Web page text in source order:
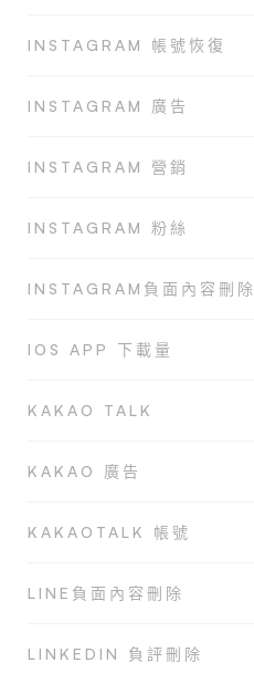
INSTAGRAM 帳號恢復
INSTAGRAM 廣告
INSTAGRAM 營銷
INSTAGRAM 粉絲
INSTAGRAM負面內容刪除
IOS APP 下載量
KAKAO TALK
KAKAO 廣告
KAKAOTALK 帳號
LINE負面內容刪除
LINKEDIN 負評刪除